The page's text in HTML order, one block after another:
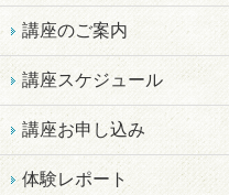
講座のご案内
講座スケジュール
講座お申し込み
体験レポート